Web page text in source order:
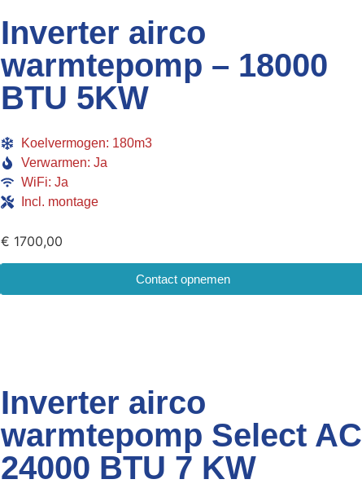
Inverter airco
warmtepomp – 18000
BTU 5KW
Koelvermogen: 180m3
Verwarmen: Ja
WiFi: Ja
Incl. montage
€ 1700,00
Contact opnemen
Inverter airco
warmtepomp Select AC
24000 BTU 7 KW